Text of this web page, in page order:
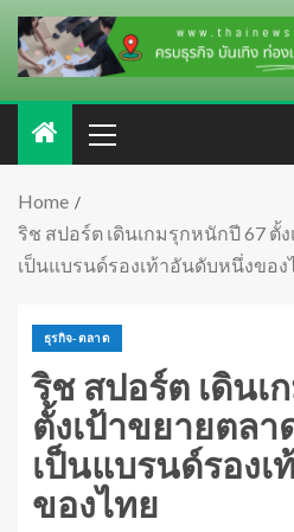
Home
ริช สปอร์ต เดินเกมรุกหนักปี 67 ตั้
เป็นแบรนด์รองเท้าอันดับหนึ่งของ
ธุรกิจ-ตลาด
ริช สปอร์ต เดินเ
ตั้งเป้าขยายตล
เป็นแบรนด์รอง
ของไทย